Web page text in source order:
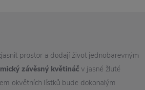
prostor a dodají život jednobarevným
závěsný květináč v jasné žluté
okvětních lístků bude dokonalým